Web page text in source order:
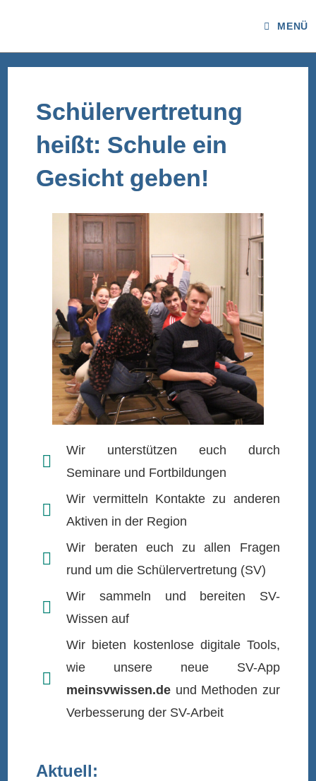
MENÜ
Schülervertretung
heißt: Schule ein
Gesicht geben!
Wir unterstützen euch durch
Seminare und Fortbildungen
Wir vermitteln Kontakte zu anderen
Aktiven in der Region
Wir beraten euch zu allen Fragen
rund um die Schülervertretung (SV)
Wir sammeln und bereiten SV-
Wissen auf
Wir bieten kostenlose digitale Tools,
wie unsere neue SV-App
meinsvwissen.de und Methoden zur
Verbesserung der SV-Arbeit
Aktuell: